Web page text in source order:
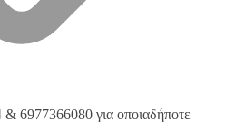
6977366080 για οποιαδήποτε